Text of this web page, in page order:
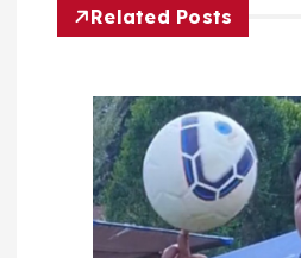
Related Posts